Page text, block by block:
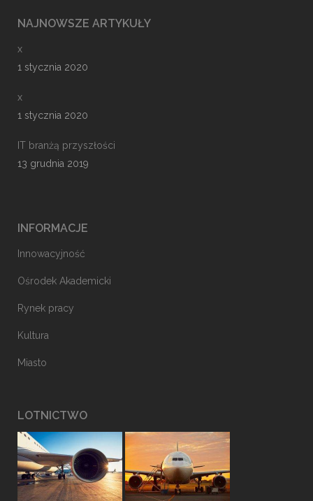
NAJNOWSZE ARTYKUŁY
x
1 stycznia 2020
x
1 stycznia 2020
IT branżą przyszłości
13 grudnia 2019
INFORMACJE
Innowacyjność
Ośrodek Akademicki
Rynek pracy
Kultura
Miasto
LOTNICTWO